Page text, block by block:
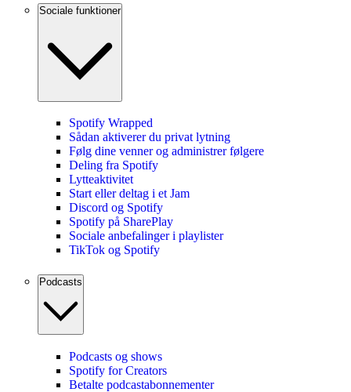
Sociale funktioner
Spotify Wrapped
Sådan aktiverer du privat lytning
Følg dine venner og administrer følgere
Deling fra Spotify
Lytteaktivitet
Start eller deltag i et Jam
Discord og Spotify
Spotify på SharePlay
Sociale anbefalinger i playlister
TikTok og Spotify
Podcasts
Podcasts og shows
Spotify for Creators
Betalte podcastabonnementer